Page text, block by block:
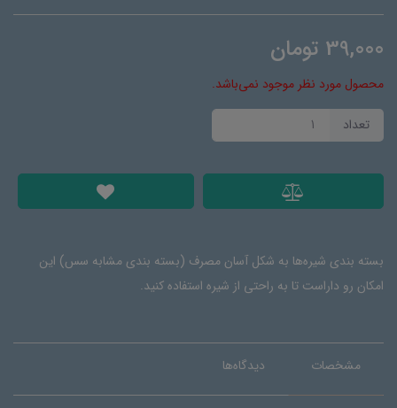
39,000 تومان
محصول مورد نظر موجود نمی‌باشد.
تعداد
بسته بندی شیره‌ها به شکل آسان مصرف (بسته بندی مشابه سس) این
امکان رو داراست تا به راحتی از شیره استفاده کنید.
مشخصات دیدگاه‌ها